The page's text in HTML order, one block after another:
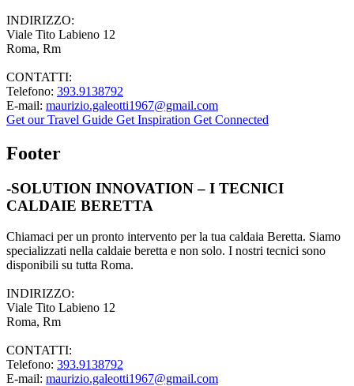
INDIRIZZO:
Viale Tito Labieno 12
Roma, Rm
CONTATTI:
Telefono: 393.9138792
E-mail: maurizio.galeotti1967@gmail.com
Get our Travel Guide Get Inspiration Get Connected
Footer
-SOLUTION INNOVATION – I TECNICI
CALDAIE BERETTA
Chiamaci per un pronto intervento per la tua caldaia Beretta. Siamo
specializzati nella caldaie beretta e non solo. I nostri tecnici sono
disponibili su tutta Roma.
INDIRIZZO:
Viale Tito Labieno 12
Roma, Rm
CONTATTI:
Telefono: 393.9138792
E-mail: maurizio.galeotti1967@gmail.com